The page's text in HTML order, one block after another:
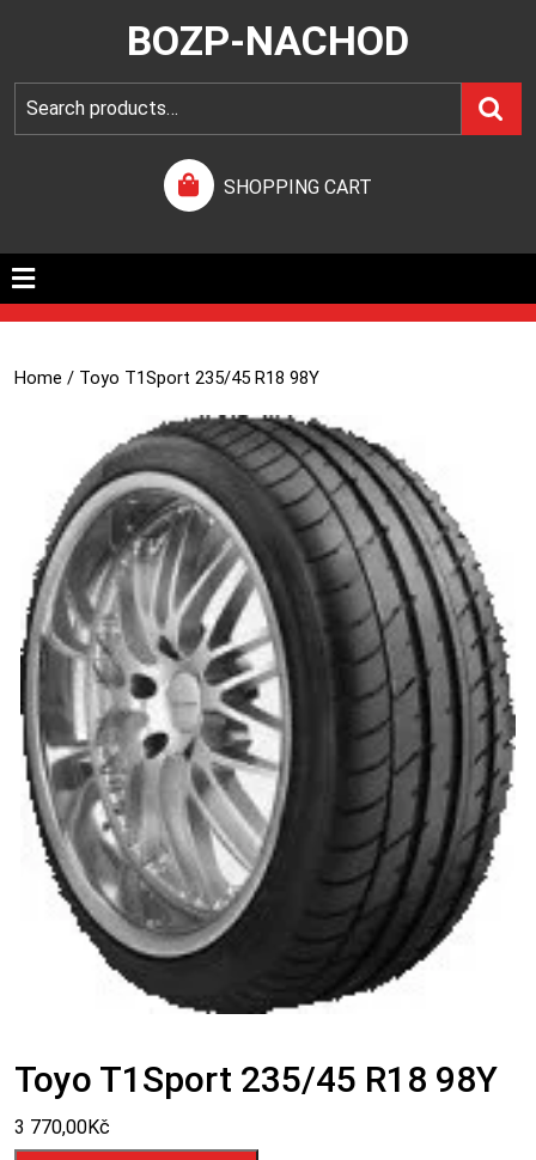
BOZP-NACHOD
SHOPPING CART
Home / Toyo T1Sport 235/45 R18 98Y
Toyo T1Sport 235/45 R18 98Y
3 770,00Kč